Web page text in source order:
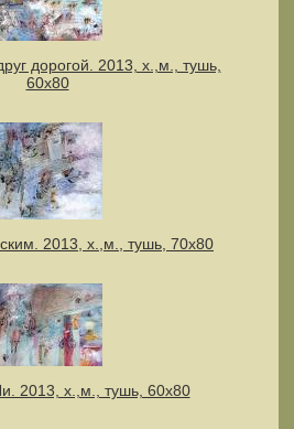
дорогой. 2013, х.,м., тушь,
60х80
2013, х.,м., тушь, 70х80
2013, х.,м., тушь, 60х80